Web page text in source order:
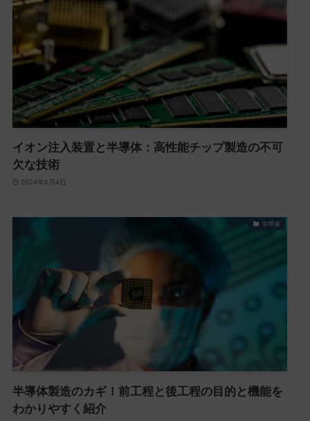
イオン注入装置と半導体：高性能チップ製造の不可
欠な技術
2024年6月4日
半導体
半導体製造のカギ！前工程と後工程の目的と機能を
わかりやすく紹介